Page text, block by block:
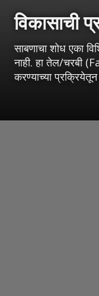
विकासाची
साबणाचा शोध एका
नाही. हा तेल/चरबी
करण्याच्या